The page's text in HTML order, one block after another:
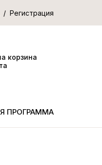
Регистрация
корзина
ПРОГРАММА